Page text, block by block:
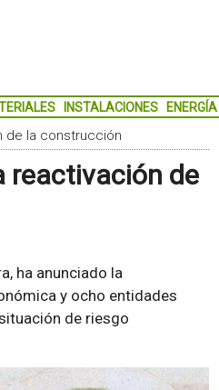
INSTALACIONES ENERGÍA
de la construcción
reactivación de
ha anunciado la
y ocho entidades
de riesgo